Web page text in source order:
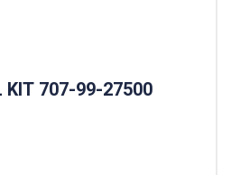
KIT 707-99-27500